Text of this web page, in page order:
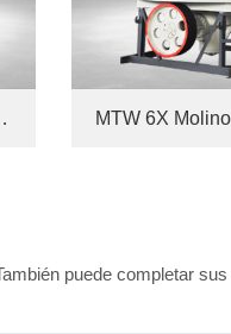
serie TGM
puede completar